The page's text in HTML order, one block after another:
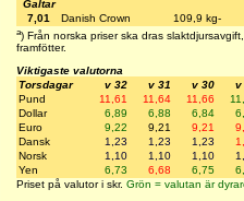
Galtar
7,01
Danish Crown 109,9 kg-
a) Från norska priser ska dras
framfötter.
Viktigaste valutorna
Torsdagar
v 32 v 31 v 30
v
Pund
11,61 11,64 11,66
Dollar
6,89 6,88 6,84
Euro
9,22 9,21 9,21
Dansk
1,23 1,23 1,23
Norsk
1,10 1,10 1,10
Yen
6,73 6,68 6,75
Priset på valutor i skr. Grön = valutan är